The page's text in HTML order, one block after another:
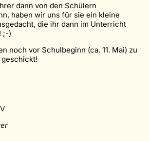
dann von den Schülern
haben wir uns für sie ein kleine
die ihr dann im Unterricht
;-)
noch vor Schulbeginn (ca. 11. Mai) zu
geschickt!